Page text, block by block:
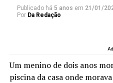
Publicado há 5 anos em 21/01/
Por Da Redação
Um menino de dois anos
piscina da casa onde